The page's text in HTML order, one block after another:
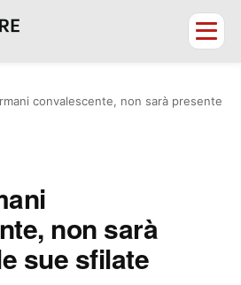
convalescente, non sarà presente
non sarà
sue sfilate